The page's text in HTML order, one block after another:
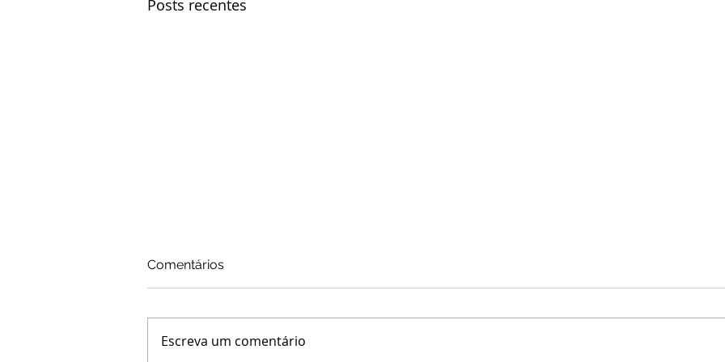
Posts recentes
Comentários
Escreva um comentário